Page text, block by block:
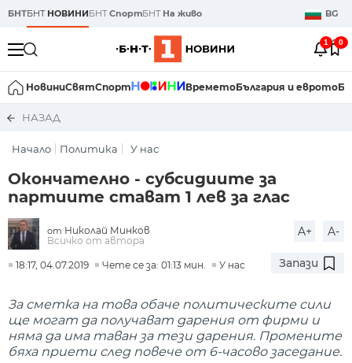
БНТБНТ НОВИНИБНТСпортБНТ На живо BG
1 0
НовиниСвятСпорт ВреметоБългария и еврото
НАЗАД
Начало Политика У нас
Окончателно - субсидиите за
партиите стават 1 лев за глас
от Николай Минков
Всичко от автора
A+ A-
18:17, 04.07.2019 Чете се за: 01:13 мин. У нас Запази
За сметка на това обаче политическите сили
ще могат да получават дарения от фирми и
няма да има таван за тези дарения. Промените
бяха приети след повече от 6-часово заседание.